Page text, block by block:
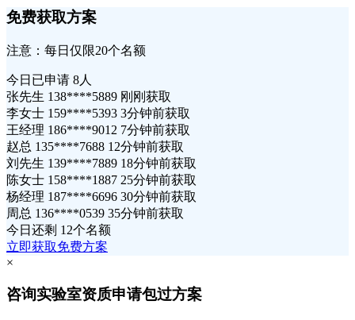
免费获取方案
注意：每日仅限20个名额
今日已申请 8人
张先生 138****5889 刚刚获取
李女士 159****5393 3分钟前获取
王经理 186****9012 7分钟前获取
赵总 135****7688 12分钟前获取
刘先生 139****7889 18分钟前获取
陈女士 158****1887 25分钟前获取
杨经理 187****6696 30分钟前获取
周总 136****0539 35分钟前获取
今日还剩 12个名额
立即获取免费方案
×
咨询实验室资质申请包过方案